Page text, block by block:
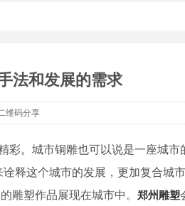
法和发展的需求
维码分享
。城市铜雕也可以说是一座城市
释这个城市的发展，更加复合城
雕塑作品展现在城市中。 郑州雕塑